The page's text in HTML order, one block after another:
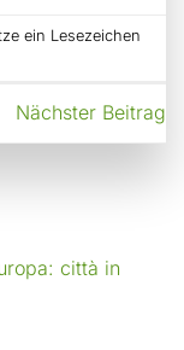
ein Lesezeichen
Nächster Beitrag
città in